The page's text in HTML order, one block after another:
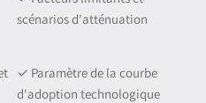
scénarios d'atténuation
✓ Paramètre de la courbe
d'adoption technologique